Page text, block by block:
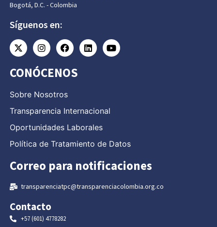
Bogotá, D.C. - Colombia
Síguenos en:
CONÓCENOS
Sobre Nosotros
Transparencia Internacional
Oportunidades Laborales
Política de Tratamiento de Datos
Correo para notificaciones
transparenciatpc@transparenciacolombia.org.co
Contacto
+57 (601) 4778282